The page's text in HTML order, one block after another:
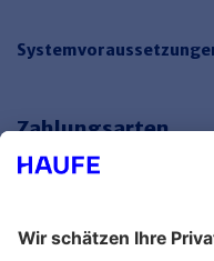
Zahlungsarten